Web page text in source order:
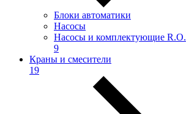
Блоки автоматики
Насосы
Насосы и комплектующие R.O.
9
Краны и смесители
19